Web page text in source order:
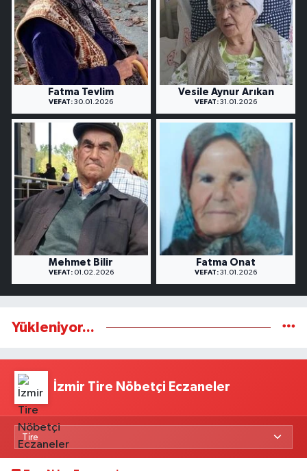
Fatma Tevlim
VEFAT: 30.01.2026
Vesile Aynur Arıkan
VEFAT: 31.01.2026
Mehmet Bilir
VEFAT:01.02.2026
Fatma Onat
VEFAT: 31.01.2026
Yükleniyor...
İzmir Tire Nöbetçi Eczaneler